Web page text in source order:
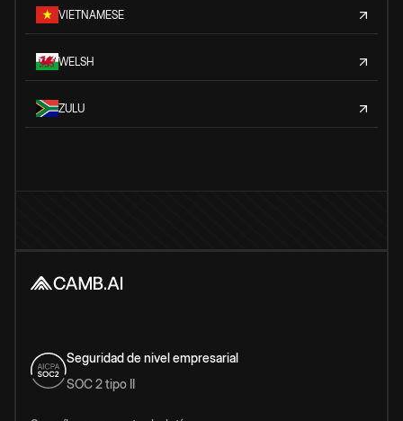
VIETNAMESE
WELSH
ZULU
Seguridad de nivel empresarial
SOC 2 tipo II